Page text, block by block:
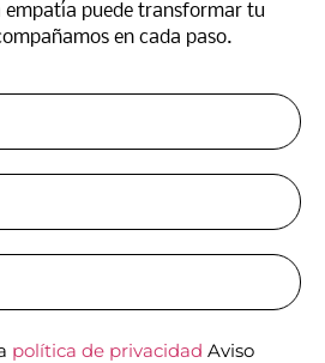
empatía puede transformar tu
en cada paso.​
política de privacidad Aviso